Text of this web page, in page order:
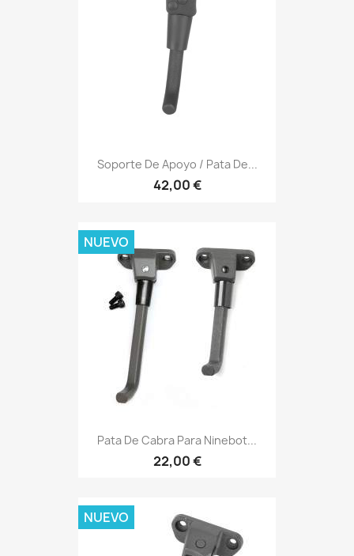
Soporte De Apoyo / Pata De...
42,00 €
Pata De Cabra Para Ninebot...
22,00 €
NUEVO
NUEVO